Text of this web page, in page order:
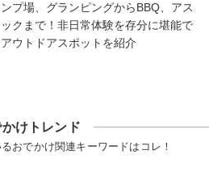
プ場、グランピングからBBQ、アス
クまで！非日常体験を存分に堪能で
ウトドアスポットを紹介
けトレンド
おでかけ関連キーワードはコレ！